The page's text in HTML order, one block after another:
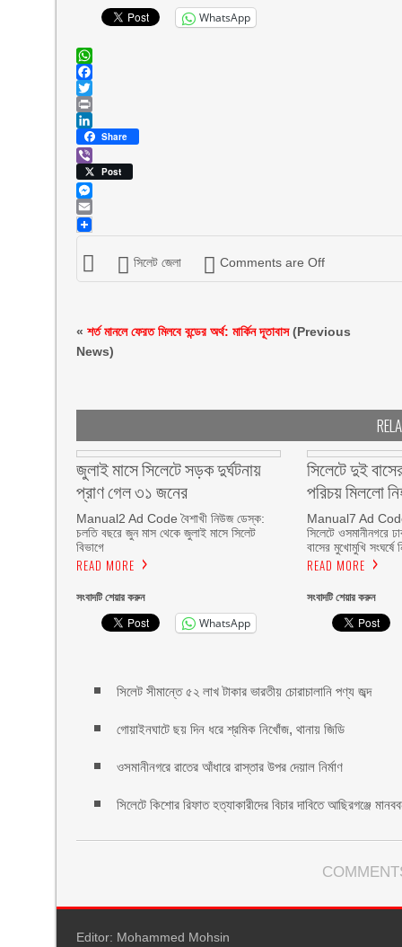
WhatsApp
WhatsApp
Facebook
Twitter
Print
LinkedIn
Share
ViberPost
Messenger
Email
সিলেট জেলা Comments are Off
« শর্ত মানলে ফেরত মিলবে বন্ডের অর্থ: মার্কিন দূতাবাস(Previous
News)
জুলাই মাসে সিলেটে সড়ক দুর্ঘটনায়
প্রাণ গেল ৩১ জনের
Manual2 Ad Code বৈশাখী নিউজ ডেস্ক:
চলতি বছরে জুন মাস থেকে জুলাই মাসে সিলেট
বিভাগে
READ MORE
সংবাদটি শেয়ার করুন
WhatsApp
সিলেটে দুই
পরিচয় মিললো
Manual7 Ad Code
সিলেটে ওসমানীনগরে
বাসের মুখোমুখি সংঘর্ষে
READ MORE
সংবাদটি শেয়ার করুন
সিলেট সীমান্তে ৫২ লাখ টাকার ভারতীয় চোরাচালানি পণ্য জব্দ
গোয়াইনঘাটে ছয় দিন ধরে শ্রমিক নিখোঁজ, থানায় জিডি
ওসমানীনগরে রাতের আঁধারে রাস্তার উপর দেয়াল নির্মাণ
সিলেটে কিশোর রিফাত হত্যাকারীদের বিচার দাবিতে আছিরগঞ্জে
Editor: Mohammed Mohsin